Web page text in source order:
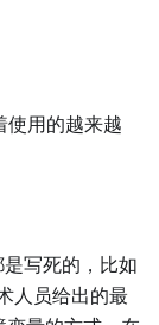
用的越来越
写死的，比如
人员给出的最